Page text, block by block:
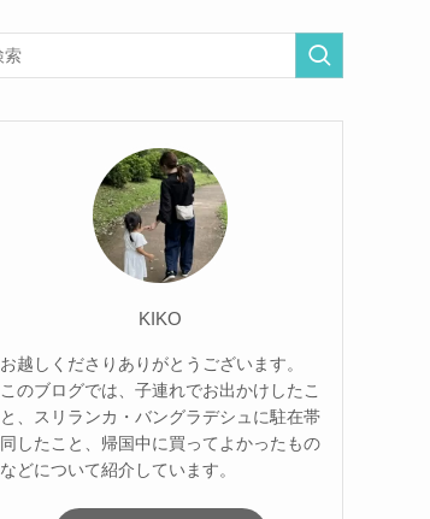
KIKO
お越しくださりありがとうございます。
このブログでは、子連れでお出かけしたこ
と、スリランカ・バングラデシュに駐在帯
同したこと、帰国中に買ってよかったもの
などについて紹介しています。